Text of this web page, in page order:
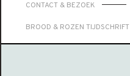
CONTACT & BEZOEK
BROOD & ROZEN TIJDSCHRIFT